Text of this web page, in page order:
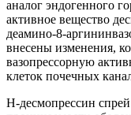
аналог эндогенного
активное вещество
деамино-8-
внесены изменения,
вазопрессорную
клеток почечных
Н-десмопрессин